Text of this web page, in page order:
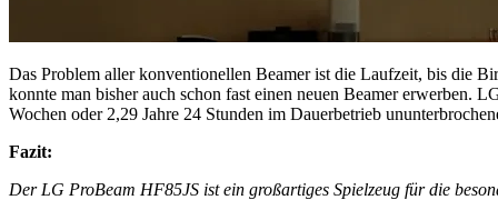
Das Problem aller konventionellen Beamer ist die Laufzeit, bis die
konnte man bisher auch schon fast einen neuen Beamer erwerben.
Wochen oder 2,29 Jahre 24 Stunden im Dauerbetrieb
Fazit:
Der LG ProBeam HF85JS ist ein großartiges Spielzeug für die